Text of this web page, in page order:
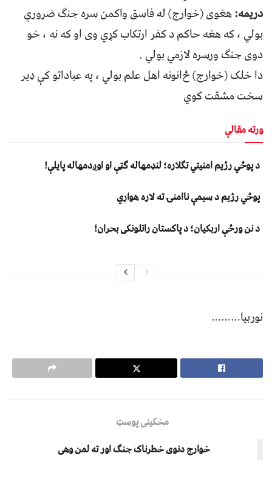
دريمه:ﻫﻐﻮﯼ (ﺧﻮﺍﺭﺝ) ﻟﻪ ﻓﺎﺳﻖ ﻭﺍﮐﻤﻦ ﺳﺮﻩ ﺟﻨګ ﺿﺮﻭﺭﻱ
ﺑﻮﻟﻲ ، ﮐﻪ ﻫﻐﻪ ﺣﺎﮐﻢ د ﮐﻔﺮ ﺍﺭﺗﮑﺎﺏ ﮐړﻱ ﻭﯼ ﺍﻭ ﮐﻪ ﻧﻪ ، ﺧﻮ
ﺩﻭﯼ ﺟﻨګ ﻭﺭﺳﺮﻩ ﻻﺯﻣﻲ ﺑﻮﻟﻲ .
ﺩﺍ ﺧﻠﮏ (ﺧﻮﺍﺭﺝ) ځﺍﻧﻮﻧﻪ ﺍﻫﻞ ﻋﻠﻢ ﺑﻮﻟﻲ ، ﭘﻪ ﻋﺒﺎﺩﺍﺗﻮ ﮐﯥ ډﻳﺮ
ﺳﺨﺖ ﻣﺸﻘﺖ ﮐﻮﻱ
ورته مقالې
د پوځي رژیم امنیتي تګلاره؛ لنډمهاله ګټې او اوږدمهاله پایلې!
پوځي رژیم د سیمې ناامنۍ ته لاره هواري
د نن ورځې اربکیان؛ د پاکستان راتلونکی بحران!
نوربيا………
مخکینی پوسټ
خوارج دنوی خطرناک جنګ اور ته لمن وهی